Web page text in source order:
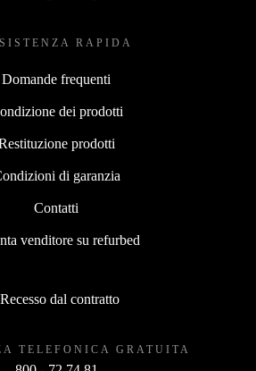
RAPIDA
Domande frequenti
dei prodotti
prodotti
di garanzia
Contatti
venditore su refurbed
Recesso dal contratto
TELEFONICA GRATUITA